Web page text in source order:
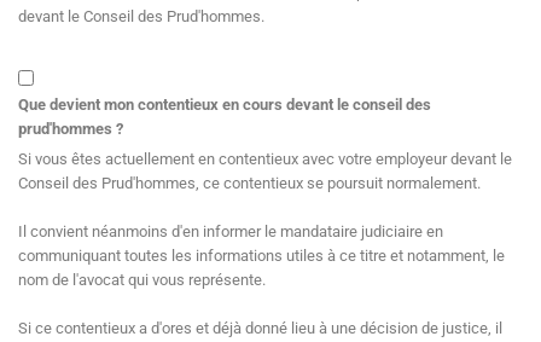
devant le Conseil des Prud'hommes.
Que devient mon contentieux en cours devant le conseil des
prud'hommes ?
Si vous êtes actuellement en contentieux avec votre employeur devant le
Conseil des Prud'hommes, ce contentieux se poursuit normalement.
Il convient néanmoins d'en informer le mandataire judiciaire en
communiquant toutes les informations utiles à ce titre et notamment, le
nom de l'avocat qui vous représente.
Si ce contentieux a d'ores et déjà donné lieu à une décision de justice, il